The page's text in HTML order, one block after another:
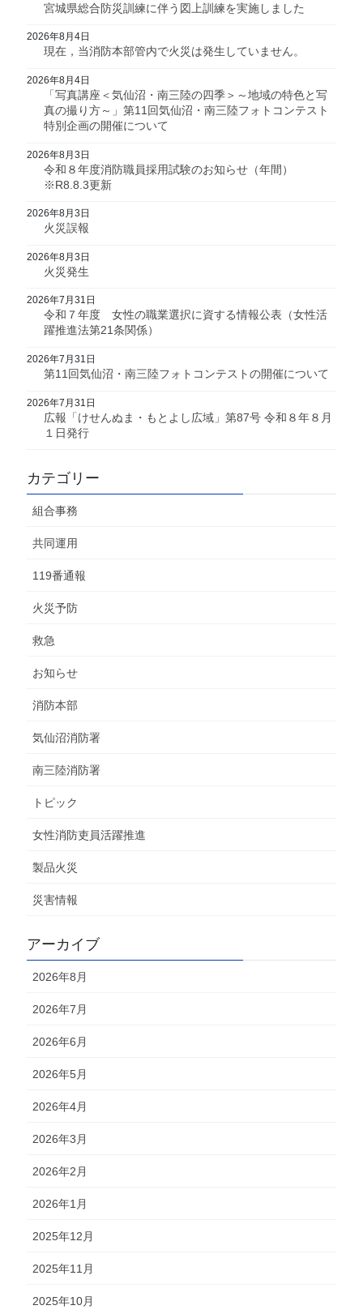
宮城県総合防災訓練に伴う図上訓練を実施しました
現在，当消防本部管内で火災は発生していません。
2026年8月4日
「写真講座＜気仙沼・南三陸の四季＞～地域の特色と写
真の撮り方～」第11回気仙沼・南三陸フォトコンテスト
特別企画の開催について
2026年8月4日
令和８年度消防職員採用試験のお知らせ（年間）
※R8.8.3更新
2026年8月3日
火災誤報
2026年8月3日
火災発生
2026年8月3日
令和７年度 女性の職業選択に資する情報公表（女性活
躍推進法第21条関係）
2026年7月31日
第11回気仙沼・南三陸フォトコンテストの開催について
2026年7月31日
広報「けせんぬま・もとよし広域」第87号 令和８年８月
１日発行
2026年7月31日
カテゴリー
組合事務
共同運用
119番通報
火災予防
救急
お知らせ
消防本部
気仙沼消防署
南三陸消防署
トピック
女性消防吏員活躍推進
製品火災
災害情報
アーカイブ
2026年8月
2026年7月
2026年6月
2026年5月
2026年4月
2026年3月
2026年2月
2026年1月
2025年12月
2025年11月
2025年10月